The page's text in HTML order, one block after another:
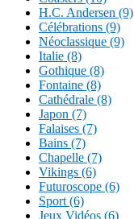
H.C. Andersen (9)
Célébrations (9)
Néoclassique (9)
Italie (8)
Gothique (8)
Fontaine (8)
Cathédrale (8)
Japon (7)
Falaises (7)
Bains (7)
Chapelle (7)
Vikings (6)
Futuroscope (6)
Sport (6)
Jeux Vidéos (6)